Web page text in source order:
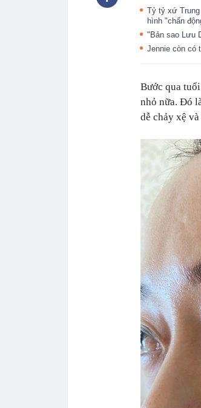
Tỷ tỷ xứ Trung
hình "chấn
"Bản sao Lưu
Jennie còn có
Bước qua
nhỏ nữa. Đó
dễ chảy xệ